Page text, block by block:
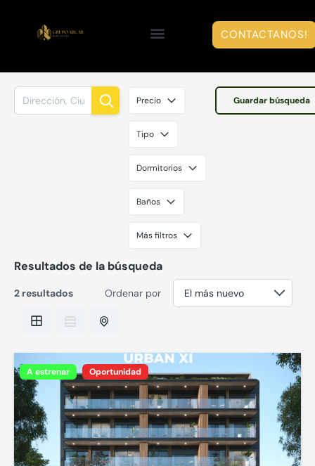
CONTACTANOS!
Guardar búsqueda
Precio
Tipo
Dormitorios
Baños
Más filtros
Resultados de la búsqueda
2 resultados Ordenar por
A estrenar Oportunidad